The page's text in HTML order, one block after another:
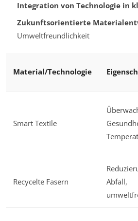
Integration von Technologie in
Zukunftsorientierte
Umweltfreundlichkeit
Material/Technologie
Smart Textile
Recycelte Fasern
Abfall,